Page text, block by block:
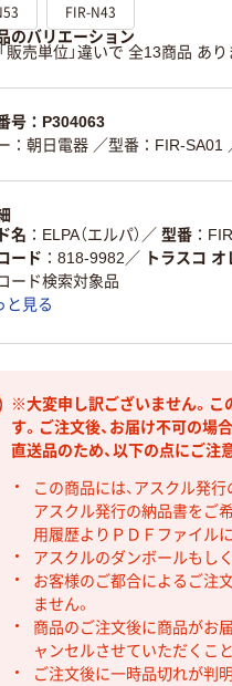
FIR-N43
のバリエーション
「販売単位」違いで 全13商品 あり
号：P304063
：朝日電器 ／型番：FIR-SA01
名
ELPA（エルパ） ／ 型番
ード
818-9982 ／ トラスコ
ード検索対象品
と見る
※大変申し訳ございません。こ
す。ご注文後、お届け不可の場
直送品のため、以下の点にご注
この商品には、アスクル発
アスクル発行の納品書をご
用履歴よりＰＤＦファイル
アスクルのダンボールもし
お客様のご都合によるご注
ません。
商品のご注文後に商品がお
ャンセルさせていただくこ
ご注文後に一時品切れが判